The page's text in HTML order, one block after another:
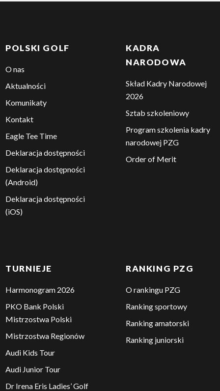
POLSKI GOLF
O nas
Aktualności
Komunikaty
Kontakt
Eagle Tee Time
Deklaracja dostępności
Deklaracja dostępności
(Android)
Deklaracja dostępności
(iOS)
KADRA
NARODOWA
Skład Kadry Narodowej
2026
Sztab szkoleniowy
Program szkolenia kadry
narodowej PZG
Order of Merit
TURNIEJE
Harmonogram 2026
PKO Bank Polski
Mistrzostwa Polski
Mistrzostwa Regionów
Audi Kids Tour
Audi Junior Tour
Dr Irena Eris Ladies’ Golf
RANKING PZG
O rankingu PZG
Ranking sportowy
Ranking amatorski
Ranking juniorski